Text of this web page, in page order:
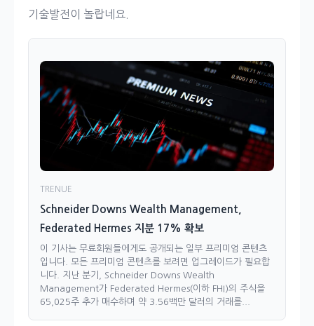
기술발전이 놀랍네요.
TRENUE
Schneider Downs Wealth Management,
Federated Hermes 지분 17% 확보
이 기사는 무료회원들에게도 공개되는 일부 프리미엄 콘텐츠
입니다. 모든 프리미엄 콘텐츠를 보려면 업그레이드가 필요합
니다. 지난 분기, Schneider Downs Wealth
Management가 Federated Hermes(이하 FHI)의 주식을
65,025주 추가 매수하며 약 3.56백만 달러의 거래를...